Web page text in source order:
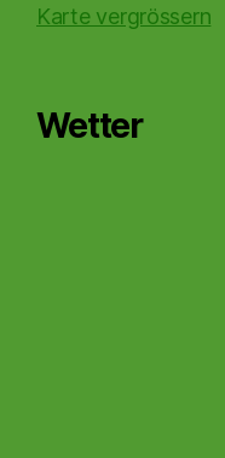
Karte vergrössern
Wetter